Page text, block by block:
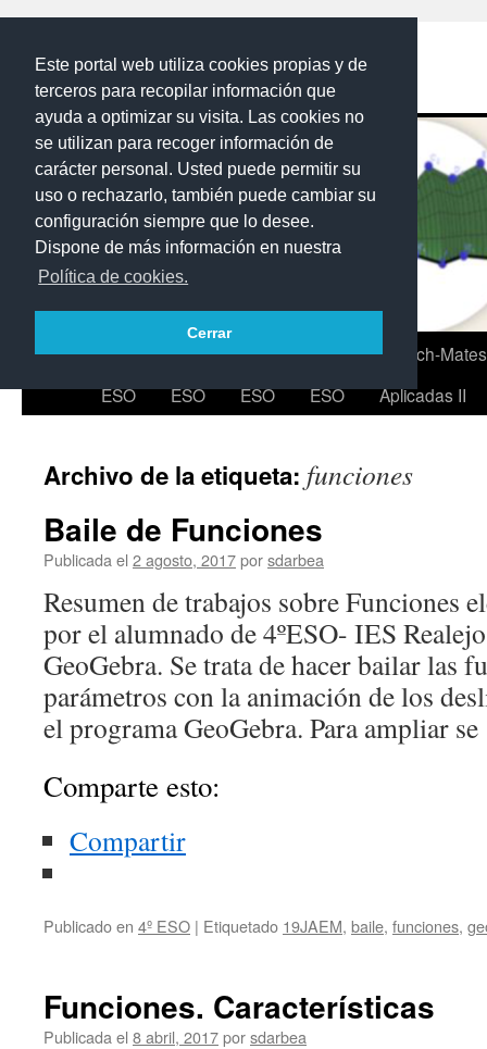
Este portal web utiliza cookies propias y de
terceros para recopilar información que
ayuda a optimizar su visita. Las cookies no
se utilizan para recoger información de
carácter personal. Usted puede permitir su
uso o rechazarlo, también puede cambiar su
configuración siempre que lo desee.
Dispone de más información en nuestra
Política de cookies.
Cerrar
contenido
Los flash de Sergiov
Inicio
4º
ESO
3º
ESO
2º
ESO
1º
ESO
2ºBach-Mates
Aplicadas II
Archivo de la etiqueta: funciones
Baile de Funciones
Publicada el 2 agosto, 2017porsdarbea
Resumen de trabajos sobre Funciones
por el alumnado de 4ºESO- IES
GeoGebra. Se trata de hacer bailar las
parámetros con la animación de los
el programa GeoGebra. Para ampliar
Comparte esto:
Compartir
Publicado en 4º ESO | Etiquetado 19JAEM, baile, funciones,
Funciones. Características
Publicada el 8 abril, 2017porsdarbea